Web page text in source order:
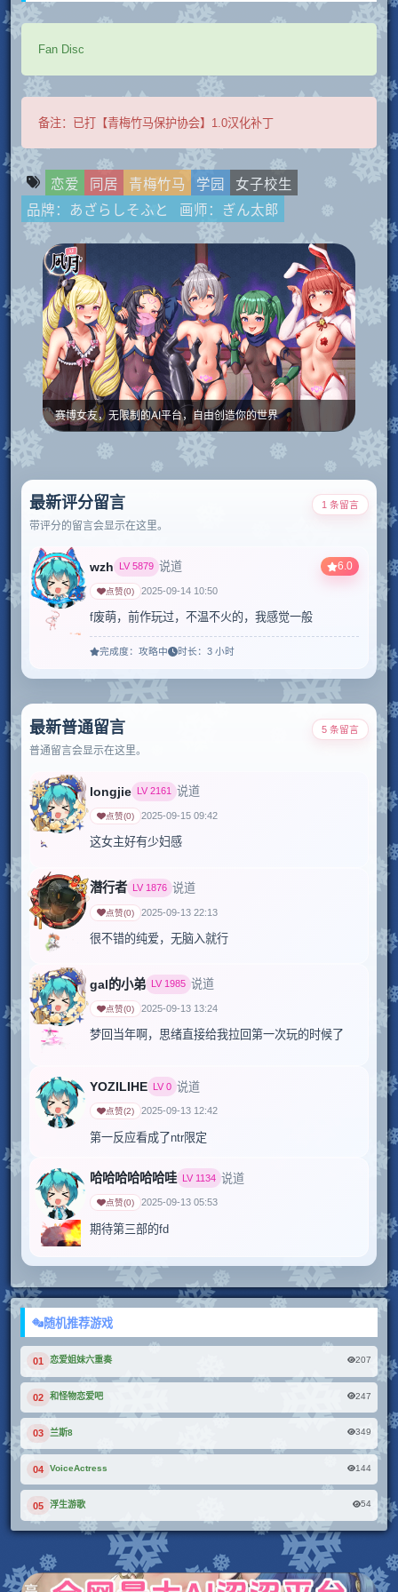
Fan Disc
备注： 已打【青梅竹马保护协会】1.0汉化补丁
恋爱 同居 青梅竹马 学园
女子校生
品牌：あざらしそふと
画师：ぎん太郎
赛博女友，无限制的AI平台，自由创造你的世界
最新评分留言
带评分的留言会显示在这里。
1 条留言
6.0
wzh LV5879 说道
点赞(0) 2025-09-14 10:50
f废萌，前作玩过，不温不火的，我感觉一般
完成度：攻略中 时长： 3 小时
最新普通留言
普通留言会显示在这里。
5 条留言
longjie LV2161 说道
点赞(0) 2025-09-15 09:42
这女主好有少妇感
潜行者 LV 1876 说道
点赞(0) 2025-09-13 22:13
gal的小弟 LV1985 说道
点赞(0) 2025-09-13 13:24
梦回当年啊，思绪直接给我拉回第一次玩的时候了
YOZILIHE LV0 说道
点赞(2) 2025-09-13 12:42
第一反应看成了ntr限定
哈哈哈哈哈哈哇 LV 1134 说道
点赞(0) 2025-09-13 05:53
期待第三部的fd
随机推荐游戏
01 恋爱姐妹六重奏 207
02 和怪物恋爱吧 247
03 兰斯8 349
04 VoiceActress 144
05 浮生游歌 54